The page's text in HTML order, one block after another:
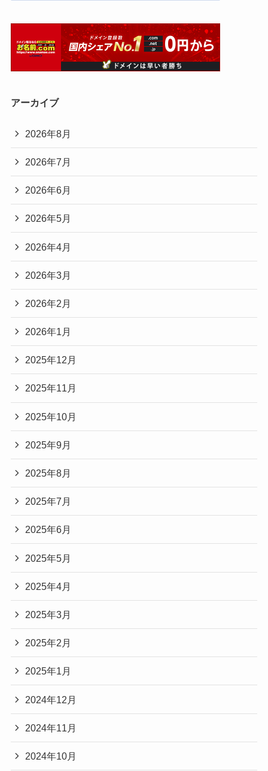
アーカイブ
2026年8月
2026年7月
2026年6月
2026年5月
2026年4月
2026年3月
2026年2月
2026年1月
2025年12月
2025年11月
2025年10月
2025年9月
2025年8月
2025年7月
2025年6月
2025年5月
2025年4月
2025年3月
2025年2月
2025年1月
2024年12月
2024年11月
2024年10月